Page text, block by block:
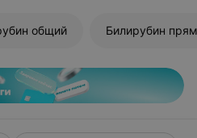
общий Билирубин